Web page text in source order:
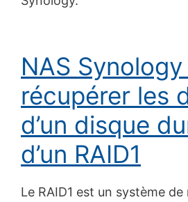
NAS Synology
récupérer les
d’un disque
d’un RAID1
Le RAID1 est un système